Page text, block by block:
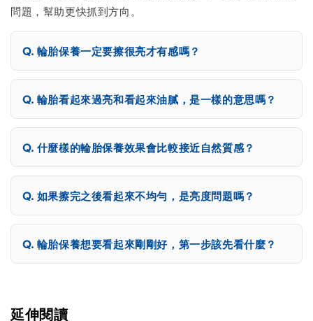
問題，幫助更快抓到方向。
輪胎保養一定要擦很亮才有感嗎？
輪胎看起來過亮和看起來油膩，是一樣的意思嗎？
什麼樣的輪胎保養效果會比較接近自然質感？
如果擦完之後看起來不均勻，是亮度問題嗎？
輪胎保養想要看起來剛剛好，第一步該先看什麼？
延伸閱讀